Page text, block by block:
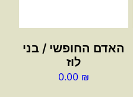
האדם החופשי / בני
לוז
0.00 ₪